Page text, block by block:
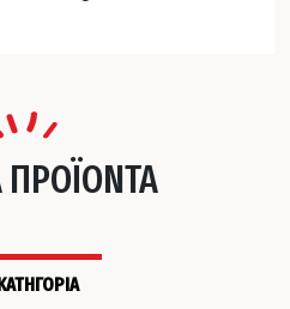
ΠΡΟΪΟΝΤΑ